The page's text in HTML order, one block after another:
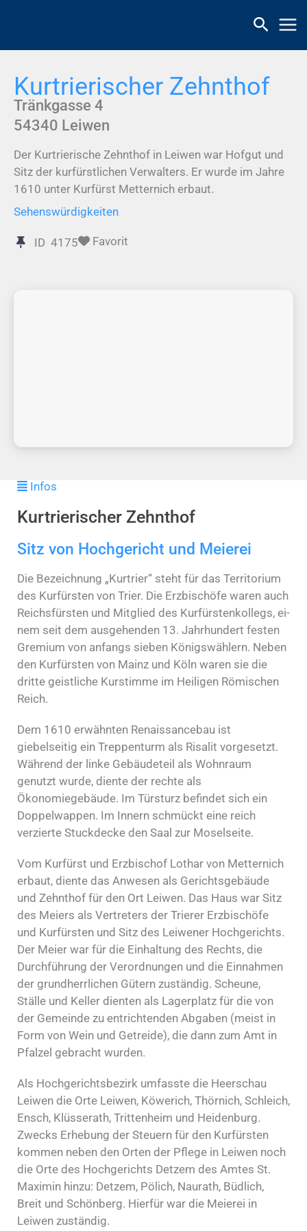
Kurtrierischer Zehnthof
Tränkgasse 4
54340 Leiwen
Der Kurtrierische Zehnthof in Leiwen war Hofgut und
Sitz der kurfürstlichen Verwalters. Er wurde im Jahre
1610 unter Kurfürst Metternich erbaut.
Sehenswürdigkeiten
ID 4175 Favorit
Infos
Kurtrierischer Zehnthof
Sitz von Hochgericht und Meierei
Die Be­zeich­nung „Kur­trier“ steht für das Ter­ri­to­ri­um
des Kur­fürs­ten von Trier. Die Erz­bi­schöfe waren auch
Reichs­fürsten und Mit­glied des Kur­fürs­ten­kol­legs, ei­
nem seit dem aus­ge­hen­den 13. Jahr­hun­dert fes­ten
Gre­mi­um von anfangs sieben Kö­nigs­wäh­lern. Ne­ben
den Kurfürsten von Mainz und Köln waren sie die
drit­te geist­li­che Kur­stim­me im Heiligen Römischen
Reich.
Dem 1610 erwähnten Renaissancebau ist
giebelseitig ein Treppenturm als Risalit vorgesetzt.
Während der linke Gebäudeteil als Wohnraum
genutzt wurde, diente der rechte als
Ökonomiegebäude. Im Türsturz befindet sich ein
Doppelwappen. Im Innern schmückt eine reich
verzierte Stuckdecke den Saal zur Moselseite.
Vom Kurfürst und Erzbischof Lothar von Metternich
erbaut, diente das Anwesen als Gerichtsgebäude
und Zehnthof für den Ort Leiwen. Das Haus war Sitz
des Meiers als Vertreters der Trierer Erzbischöfe
und Kurfürsten und Sitz des Leiwener Hochgerichts.
Der Meier war für die Einhaltung des Rechts, die
Durchführung der Verordnungen und die Einnahmen
der grundherrlichen Gütern zuständig. Scheune,
Ställe und Keller dienten als Lagerplatz für die von
der Gemeinde zu entrichtenden Abgaben (meist in
Form von Wein und Getreide), die dann zum Amt in
Pfalzel gebracht wurden.
Als Hochgerichtsbezirk umfasste die Heerschau
Leiwen die Orte Leiwen, Köwerich, Thörnich, Schleich,
Ensch, Klüsserath, Trittenheim und Heidenburg.
Zwecks Erhebung der Steuern für den Kurfürsten
kommen neben den Orten der Pflege in Leiwen noch
die Orte des Hochgerichts Detzem des Amtes St.
Maximin hinzu: Detzem, Pölich, Naurath, Büdlich,
Breit und Schönberg. Hierfür war die Meierei in
Leiwen zuständig.